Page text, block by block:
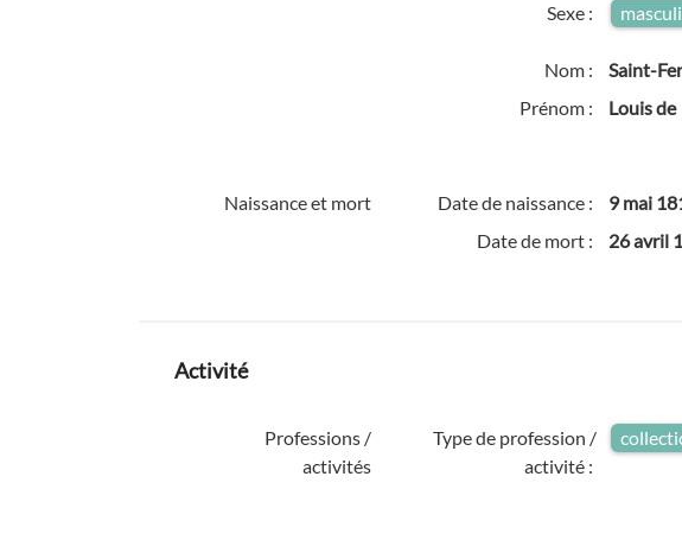
Sexe :
Nom :
Saint-
Prénom :
Louis de
Naissance et mort Date de naissance :
9 mai
Date de mort :
26 avril
Activité
Professions /
activités
Type de profession /
activité :